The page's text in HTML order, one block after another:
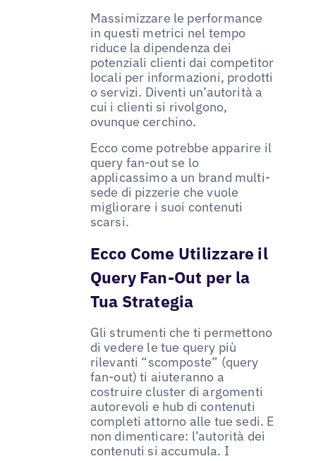
Massimizzare le performance
in questi metrici nel tempo
riduce la dipendenza dei
potenziali clienti dai competitor
locali per informazioni, prodotti
o servizi. Diventi un’autorità a
cui i clienti si rivolgono,
ovunque cerchino.
Ecco come potrebbe apparire il
query fan-out se lo
applicassimo a un brand multi-
sede di pizzerie che vuole
migliorare i suoi contenuti
scarsi.
Ecco Come Utilizzare il
Query Fan-Out per la
Tua Strategia
Gli strumenti che ti permettono
di vedere le tue query più
rilevanti “scomposte” (query
fan-out) ti aiuteranno a
costruire cluster di argomenti
autorevoli e hub di contenuti
completi attorno alle tue sedi. E
non dimenticare: l’autorità dei
contenuti si accumula. I